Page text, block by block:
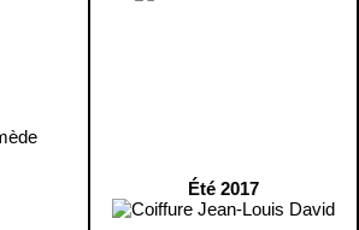
Été 2017